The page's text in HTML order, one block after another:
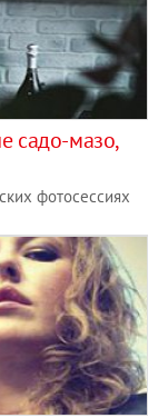
садо-мазо,
фотосессиях